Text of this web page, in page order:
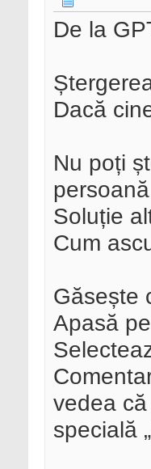
De la
Dacă
Nu poți
Soluție
Cum
Găsește
Apasă
vedea
specială